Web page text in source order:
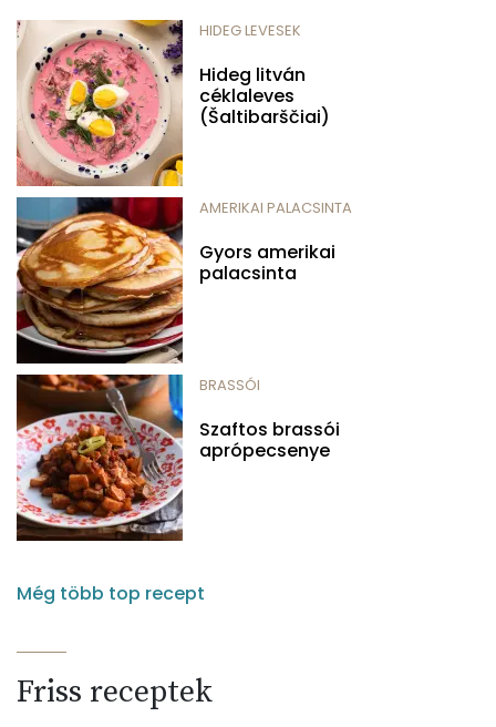
HIDEG LEVESEK
Hideg litván
céklaleves
(Šaltibarščiai)
AMERIKAI PALACSINTA
Gyors amerikai
palacsinta
BRASSÓI
Szaftos brassói
aprópecsenye
Még több top recept
Friss receptek